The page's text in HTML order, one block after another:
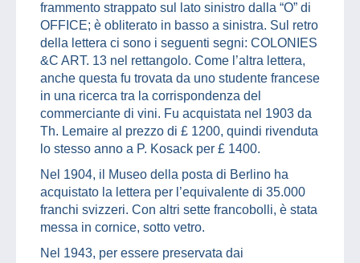
frammento strappato sul lato sinistro dalla “O” di
OFFICE; è obliterato in basso a sinistra. Sul retro
della lettera ci sono i seguenti segni: COLONIES
&C ART. 13 nel rettangolo. Come l’altra lettera,
anche questa fu trovata da uno studente francese
in una ricerca tra la corrispondenza del
commerciante di vini. Fu acquistata nel 1903 da
Th. Lemaire al prezzo di £ 1200, quindi rivenduta
lo stesso anno a P. Kosack per £ 1400.
Nel 1904, il Museo della posta di Berlino ha
acquistato la lettera per l’equivalente di 35.000
franchi svizzeri. Con altri sette francobolli, è stata
messa in cornice, sotto vetro.
Nel 1943, per essere preservata dai